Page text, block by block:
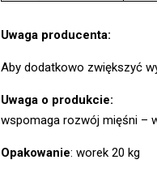
Uwaga producenta:
Aby dodatkowo zwiększyć
Uwaga o produkcie:
wspomaga rozwój mięśni –
Opakowanie: worek 20 kg